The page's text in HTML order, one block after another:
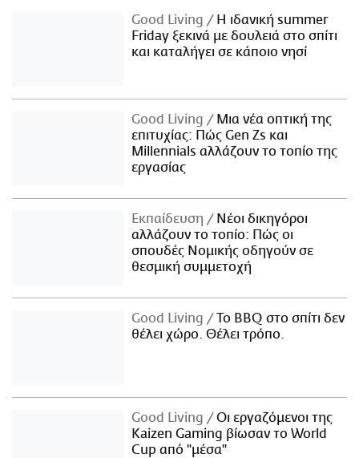
Good Living
Η ιδανική summer
Friday ξεκινά με δουλειά στο σπίτι
και καταλήγει σε κάποιο νησί
Good Living
Μια νέα οπτική της
επιτυχίας: Πώς Gen Zs και
Millennials αλλάζουν το τοπίο της
εργασίας
Εκπαίδευση
Νέοι δικηγόροι
αλλάζουν το τοπίο: Πώς οι
σπουδές Νομικής οδηγούν σε
θεσμική συμμετοχή
Good Living
Το BBQ στο σπίτι δεν
θέλει χώρο. Θέλει τρόπο.
Good Living
Οι εργαζόμενοι της
Kaizen Gaming βίωσαν το World
Cup από "μέσα"